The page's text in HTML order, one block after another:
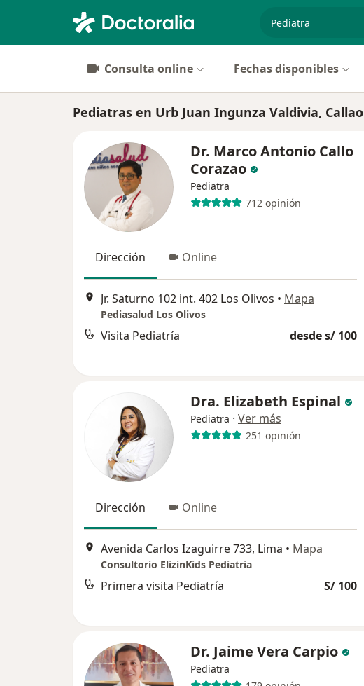
Consulta online Fechas disponibles
Pediatras en Urb Juan Ingunza Valdivia, Callao
Dr. Marco Antonio Callo
Corazao
Pediatra
712 opinión
Dirección Online
Jr. Saturno 102 int. 402 Los Olivos • Mapa
Pediasalud Los Olivos
Visita Pediatría desde s/ 100
Dra. Elizabeth Espinal
Pediatra · Ver más
251 opinión
Dirección Online
Avenida Carlos Izaguirre 733, Lima • Mapa
Consultorio ElizinKids Pediatria
Primera visita Pediatría S/ 100
Dr. Jaime Vera Carpio
Pediatra